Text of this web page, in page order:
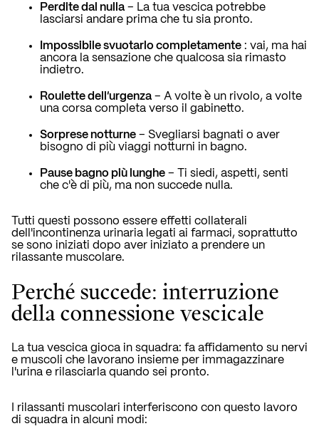
Perdite dal nulla – La tua vescica potrebbe
lasciarsi andare prima che tu sia pronto.
Impossibile svuotarlo completamente : vai, ma hai
ancora la sensazione che qualcosa sia rimasto
indietro.
Roulette dell'urgenza – A volte è un rivolo, a volte
una corsa completa verso il gabinetto.
Sorprese notturne – Svegliarsi bagnati o aver
bisogno di più viaggi notturni in bagno.
Pause bagno più lunghe – Ti siedi, aspetti, senti
che c'è di più, ma non succede nulla.
Tutti questi possono essere effetti collaterali
dell'incontinenza urinaria legati ai farmaci, soprattutto
se sono iniziati dopo aver iniziato a prendere un
rilassante muscolare.
Perché succede: interruzione
della connessione vescicale
La tua vescica gioca in squadra: fa affidamento su nervi
e muscoli che lavorano insieme per immagazzinare
l'urina e rilasciarla quando sei pronto.
I rilassanti muscolari interferiscono con questo lavoro
di squadra in alcuni modi: